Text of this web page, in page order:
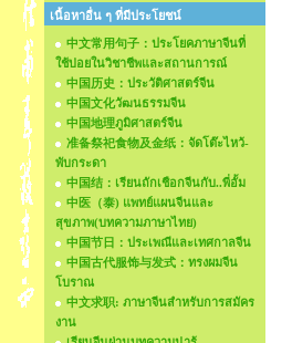
เนื้อหาอื่น ๆ ที่มีประโยชน์
中文常用句子：ประโยคภาษาจีนที่
ใช้บ่อยในวิชาชีพและสถานการณ์
中国历史：ประวัติศาสตร์จีน
中国文化วัฒนธรรมจีน
中国地理ภูมิศาสตร์จีน
准备祭祀食物及金纸：จัดโต๊ะไหว้-
พับกระดา
中国结：เรียนถักเชือกจีนกับ..พี่อั้ม
中医（泰) แพทย์แผนจีนและ
สุขภาพ(บทความภาษาไทย)
中国节日：ประเพณีและเทศกาลจีน
中国古代服饰与发式：ทรงผมจีน
โบราณ
中文求职: ภาษาจีนสำหรับการสมัคร
งาน